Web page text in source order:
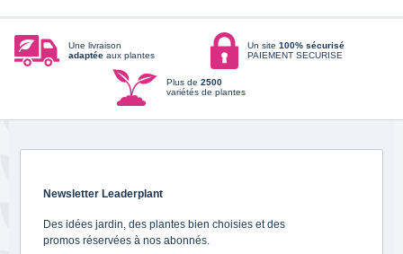
Une livraison
adaptée aux plantes
Un site 100% sécurisé
PAIEMENT SECURISE
Plus de 2500
variétés de plantes
Newsletter Leaderplant
Des idées jardin, des plantes bien choisies et des
promos réservées à nos abonnés.